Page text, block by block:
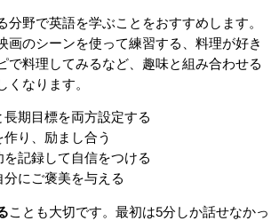
分野で英語を学ぶことをおすすめします。
画のシーンを使って練習する、料理が好き
で料理してみるなど、趣味と組み合わせる
くなります。
期目標を両方設定する
り、励まし合う
記録して自信をつける
分にご褒美を与える
ことも大切です。最初は5分しか話せなかっ